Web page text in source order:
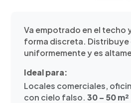
Va empotrado en el techo
forma discreta. Distribuye
uniformemente y es
Ideal para:
Locales comerciales,
con cielo falso. 30 – 50 m²